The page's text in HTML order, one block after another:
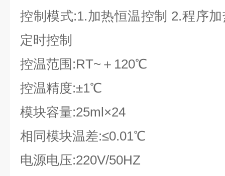
控制模式:1.加热恒温控制 2.程序
定时控制
控温范围:RT~＋120℃
控温精度:±1℃
模块容量:25ml×24
相同模块温差:≤0.01℃
电源电压:220V/50HZ